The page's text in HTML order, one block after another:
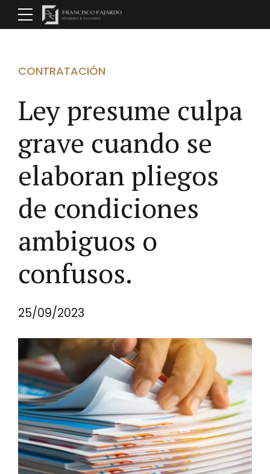
CONTRATACIÓN
Ley presume culpa
grave cuando se
elaboran pliegos
de condiciones
ambiguos o
confusos.
25/09/2023